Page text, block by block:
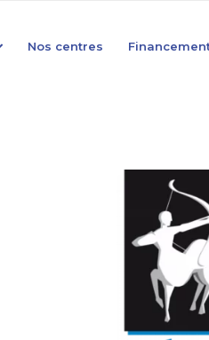
Nos centres